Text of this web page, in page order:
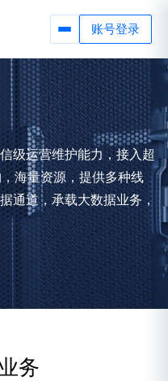
账号登录
级运营维护能力，接入超
海量资源，提供多种线
通道，承载大数据业务，
务